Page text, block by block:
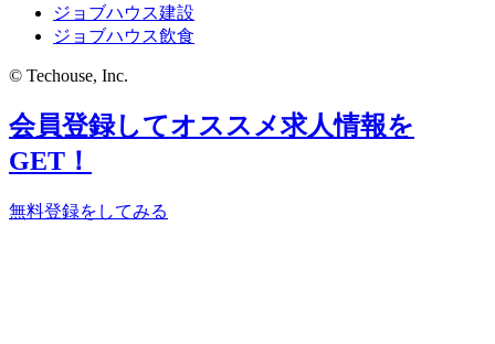
ジョブハウス建設
ジョブハウス飲食
© Techouse, Inc.
会員登録してオススメ求人情報を
GET！
無料登録をしてみる